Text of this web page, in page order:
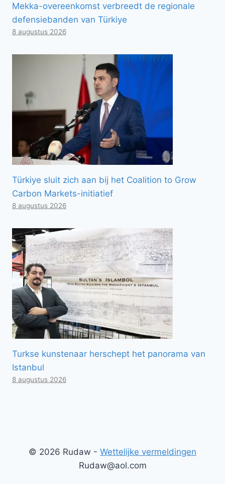
Mekka-overeenkomst verbreedt de regionale
defensiebanden van Türkiye
8 augustus 2026
Türkiye sluit zich aan bij het Coalition to Grow
Carbon Markets-initiatief
8 augustus 2026
Turkse kunstenaar herschept het panorama van
Istanbul
8 augustus 2026
© 2026 Rudaw - Wettelijke vermeldingen
Rudaw@aol.com